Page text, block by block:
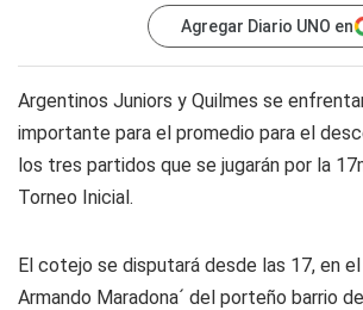
Agregar Diario UNO en
Argentinos Juniors y Quilmes se
importante para el promedio para el
los tres partidos que se jugarán por la
Torneo Inicial.
El cotejo se disputará desde las 17, en
Armando Maradona´ del porteño barrio